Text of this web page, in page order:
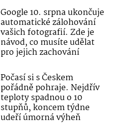
Google 10. srpna ukončuje
automatické zálohování
vašich fotografií. Zde je
návod, co musíte udělat
pro jejich zachování
Počasí si s Českem
pořádně pohraje. Nejdřív
teploty spadnou o 10
stupňů, koncem týdne
udeří úmorná výheň